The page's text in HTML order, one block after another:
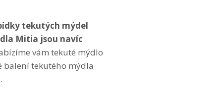
tekutých mýdel
Mitia jsou navíc
vám tekuté mýdlo
balení tekutého mýdla
.